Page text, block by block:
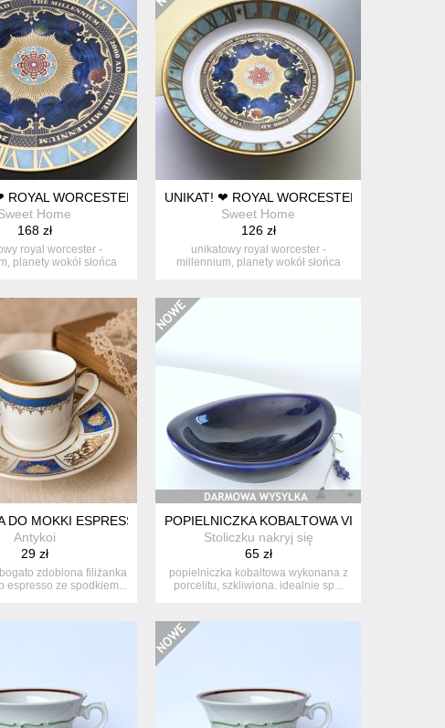
- PLANETY ZŁOTEM OTOCZONE
ROYAL WORCESTER 1998R. - MILLENNIUM - PLANETY ZŁOTEM
Home
168 zł
royal worcester -
planety wokół słońca
UNIKAT! ❤ ROYAL WORCESTER 1998R. -
Sweet Home
126 zł
unikatowy royal worcester -
millennium, planety wokół słońca
CZECHOSŁOWACJA LATA 60
DO MOKKI ESPRESSO KOBALT I ZŁOCENIA PM MARTINRODA NRD /
Antykoi
29 zł
zdobiona filiżanka
espresso ze spodkiem...
POPIELNICZKA KOBALTOWA VINTAGE, ZPS
Stoliczku nakryj się
65 zł
popielniczka kobaltowa wykonana z
porcelitu, szkliwiona. idealnie sp...